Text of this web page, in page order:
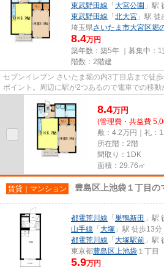
東武野田線 「 大宮公園 」駅
東武野田線 「 北大宮 」駅
埼玉県さいたま市大宮区堀
8.4万円
築年数：築5年 ｜募集中： 1
階数：2階建
セブンイレブン さいたま堀の内3丁目店まで徒
ポイント。周辺に駅が2つあるので電車での移
8.4万円
(管理費・共益費
敷：4.2万円｜礼：
所在階：2階
間取り：1DK
面積：29.76㎡
賃貸｜マンション 豊島区上池袋１丁目の
都電荒川線 「 巣鴨新田 」駅
山手線 「 大塚 」駅 徒歩13分
都電荒川線 「 大塚駅前 」駅
東京都豊島区上池袋 １丁目
5.9万円